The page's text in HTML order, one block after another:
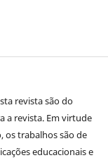
revista são do
a revista. Em virtude
os trabalhos são de
educacionais e